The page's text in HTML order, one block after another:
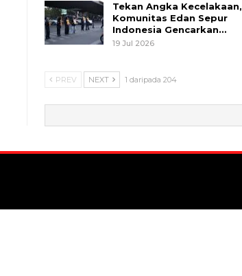
Tekan Angka Kecelakaan,
Komunitas Edan Sepur
Indonesia Gencarkan…
19 Jul 2026
PREV NEXT 1 daripada 204